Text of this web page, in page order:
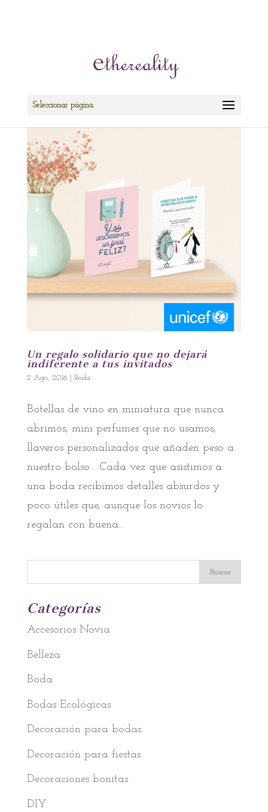
Seleccionar página
Un regalo solidario que no dejará
indiferente a tus invitados
2 Ago, 2016 Boda
Botellas de vino en miniatura que nunca
abrimos, mini perfumes que no usamos,
llaveros personalizados que añaden peso a
nuestro bolso… Cada vez que asistimos a
una boda recibimos detalles absurdos y
poco útiles que, aunque los novios lo
regalan con buena...
Categorías
Accesorios Novia
Belleza
Boda
Bodas Ecológicas
Decoración para bodas
Decoración para fiestas
Decoraciones bonitas
DIY